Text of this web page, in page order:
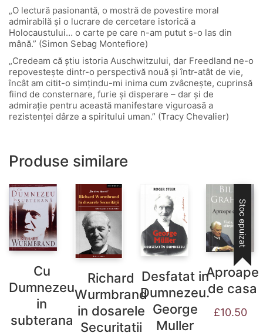
„O lectură pasionantă, o mostră de povestire moral
admirabilă și o lucrare de cercetare istorică a
Holocaustului… o carte pe care n-am putut s-o las din
mână.” (Simon Sebag Montefiore)
„Credeam că știu istoria Auschwitzului, dar Freedland ne-o
repovestește dintr-o perspectivă nouă și într-atât de vie,
încât am citit-o simțindu-mi inima cum zvâcnește, cuprinsă
fiind de consternare, furie și disperare – dar și de
admirație pentru această manifestare viguroasă a
rezistenței dârze a spiritului uman.” (Tracy Chevalier)
Produse similare
Cu
Dumnezeu
in
subterana
Richard
Wurmbrand
in dosarele
Securitatii
Desfatat in
Dumnezeu.
George
Muller
Stoc epuizat
Aproape
de casa
£10.50